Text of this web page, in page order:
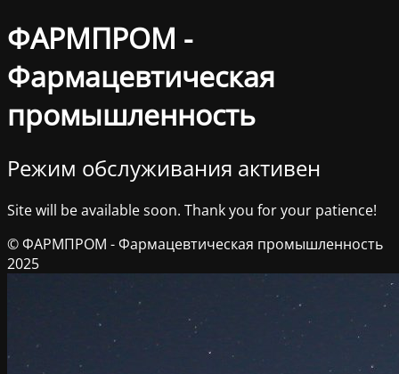
ФАРМПРОМ -
Фармацевтическая
промышленность
Режим обслуживания активен
Site will be available soon. Thank you for your patience!
© ФАРМПРОМ - Фармацевтическая промышленность
2025